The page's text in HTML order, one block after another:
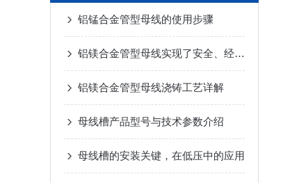
铝锰合金管型母线的使用步骤
铝镁合金管型母线实现了安全、经济的电能传输
铝镁合金管型母线浇铸工艺详解
母线槽产品型号与技术参数介绍
母线槽的安装关键，在低压中的应用